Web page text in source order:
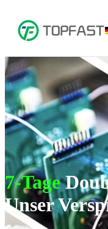
7-Tage
Unser